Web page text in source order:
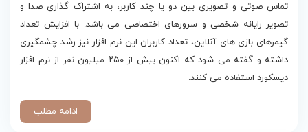
تماس صوتی و تصویری بین دو یا چند کاربر، به اشتراک گذاری صدا و
تصویر رایانه شخصی و سرورهای اختصاصی می باشد. با افزایش تعداد
گیمرهای بازی های آنلاین، تعداد کاربران این نرم افزار نیز رشد چشمگیری
داشته و گفته می شود که اکنون بیش از ۲۵۰ میلیون نفر از نرم افزار
دیسکورد استفاده می کنند.
ادامه مطلب